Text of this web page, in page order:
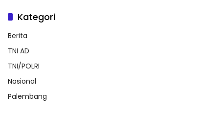
Kategori
Berita
TNI AD
TNI/POLRI
Nasional
Palembang